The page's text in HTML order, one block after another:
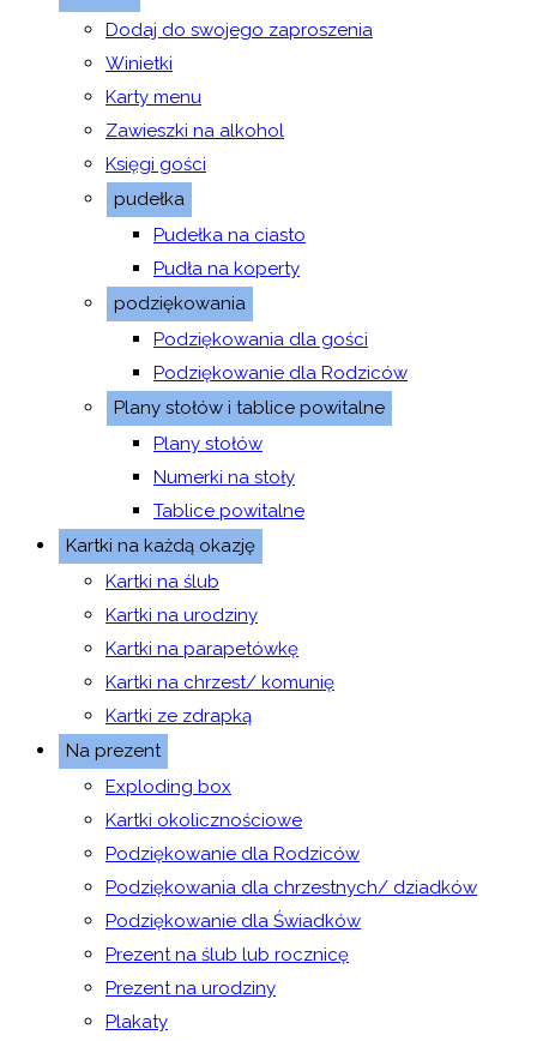
Dodaj do swojego zaproszenia
Winietki
Karty menu
Zawieszki na alkohol
Księgi gości
pudełka
Pudełka na ciasto
Pudła na koperty
podziękowania
Podziękowania dla gości
Podziękowanie dla Rodziców
Plany stołów i tablice powitalne
Plany stołów
Numerki na stoły
Tablice powitalne
Kartki na każdą okazję
Kartki na ślub
Kartki na urodziny
Kartki na parapetówkę
Kartki na chrzest/ komunię
Kartki ze zdrapką
Na prezent
Exploding box
Kartki okolicznościowe
Podziękowanie dla Rodziców
Podziękowania dla chrzestnych/ dziadków
Podziękowanie dla Świadków
Prezent na ślub lub rocznicę
Prezent na urodziny
Plakaty